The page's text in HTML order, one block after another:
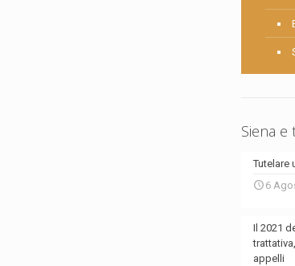
Siena e
Tutelare
6
Il 2021
appelli